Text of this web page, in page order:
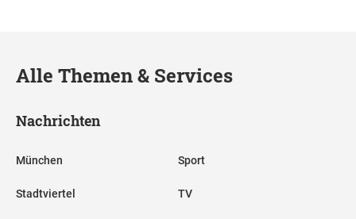
Alle Themen & Services
Nachrichten
München
Stadtviertel
Sport
TV